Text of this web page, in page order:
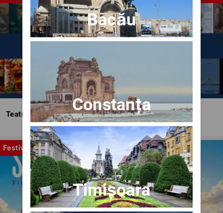
Teatrul Bulandra
Festival
Bacău
Constanța
Timișoara